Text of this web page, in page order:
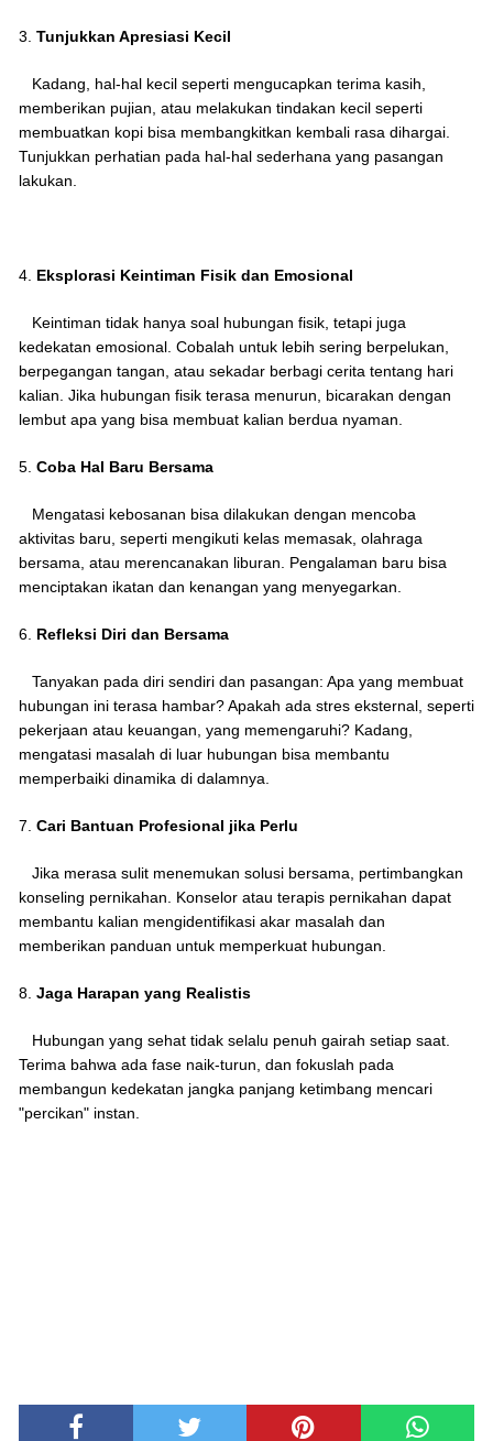
3. Tunjukkan Apresiasi Kecil
Kadang, hal-hal kecil seperti mengucapkan terima kasih,
memberikan pujian, atau melakukan tindakan kecil seperti
membuatkan kopi bisa membangkitkan kembali rasa dihargai.
Tunjukkan perhatian pada hal-hal sederhana yang pasangan
lakukan.
4. Eksplorasi Keintiman Fisik dan Emosional
Keintiman tidak hanya soal hubungan fisik, tetapi juga
kedekatan emosional. Cobalah untuk lebih sering berpelukan,
berpegangan tangan, atau sekadar berbagi cerita tentang hari
kalian. Jika hubungan fisik terasa menurun, bicarakan dengan
lembut apa yang bisa membuat kalian berdua nyaman.
5. Coba Hal Baru Bersama
Mengatasi kebosanan bisa dilakukan dengan mencoba
aktivitas baru, seperti mengikuti kelas memasak, olahraga
bersama, atau merencanakan liburan. Pengalaman baru bisa
menciptakan ikatan dan kenangan yang menyegarkan.
6. Refleksi Diri dan Bersama
Tanyakan pada diri sendiri dan pasangan: Apa yang membuat
hubungan ini terasa hambar? Apakah ada stres eksternal, seperti
pekerjaan atau keuangan, yang memengaruhi? Kadang,
mengatasi masalah di luar hubungan bisa membantu
memperbaiki dinamika di dalamnya.
7. Cari Bantuan Profesional jika Perlu
Jika merasa sulit menemukan solusi bersama, pertimbangkan
konseling pernikahan. Konselor atau terapis pernikahan dapat
membantu kalian mengidentifikasi akar masalah dan
memberikan panduan untuk memperkuat hubungan.
8. Jaga Harapan yang Realistis
Hubungan yang sehat tidak selalu penuh gairah setiap saat.
Terima bahwa ada fase naik-turun, dan fokuslah pada
membangun kedekatan jangka panjang ketimbang mencari
"percikan" instan.